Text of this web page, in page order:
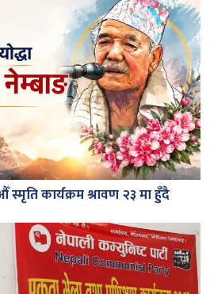
कार्यक्रम श्रावण २३ मा हुँदै